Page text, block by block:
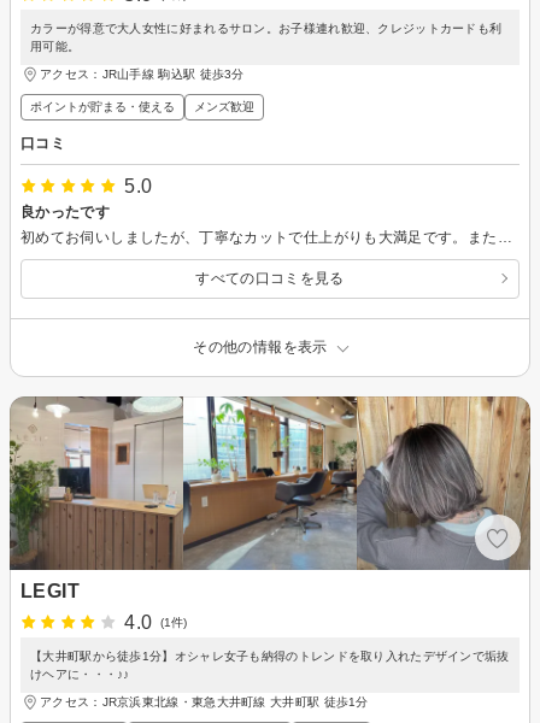
カラーが得意で大人女性に好まれるサロン。お子様連れ歓迎、クレジットカードも利
用可能。
アクセス：JR山手線 駒込駅 徒歩3分
ポイントが貯まる・使える メンズ歓迎
口コミ
5.0
良かったです
すべての口コミを見る
その他の情報を表示
LEGIT
4.0
(1件)
【大井町駅から徒歩1分】オシャレ女子も納得のトレンドを取り入れたデザインで垢抜
けヘアに・・・♪♪
アクセス：JR京浜東北線・東急大井町線 大井町駅 徒歩1分